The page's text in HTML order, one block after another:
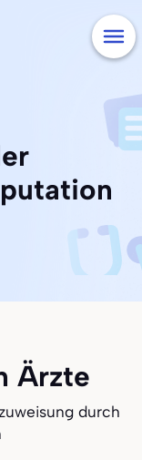
Ärzte
durch